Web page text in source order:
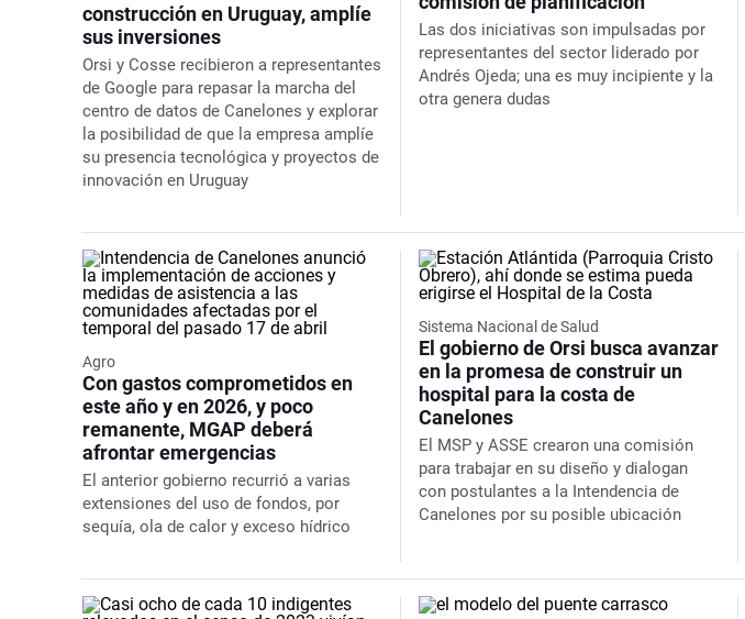
construcción en Uruguay, amplíe
sus inversiones
Orsi y Cosse recibieron a representantes
de Google para repasar la marcha del
centro de datos de Canelones y explorar
la posibilidad de que la empresa amplíe
su presencia tecnológica y proyectos de
innovación en Uruguay
Las dos iniciativas son impulsadas por
representantes del sector liderado por
Andrés Ojeda; una es muy incipiente y la
otra genera dudas
Agro
Con gastos comprometidos en
este año y en 2026, y poco
remanente, MGAP deberá
afrontar emergencias
El anterior gobierno recurrió a varias
extensiones del uso de fondos, por
sequía, ola de calor y exceso hídrico
Sistema Nacional de Salud
El gobierno de Orsi busca avanzar
en la promesa de construir un
hospital para la costa de
Canelones
El MSP y ASSE crearon una comisión
para trabajar en su diseño y dialogan
con postulantes a la Intendencia de
Canelones por su posible ubicación